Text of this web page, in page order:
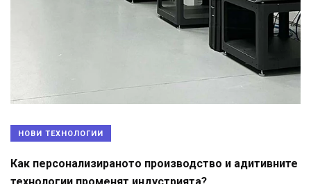
НОВИ ТЕХНОЛОГИИ
Как персонализираното производство и адитивните